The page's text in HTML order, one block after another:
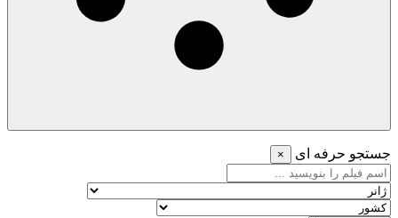
جستجو حرفه ای ×